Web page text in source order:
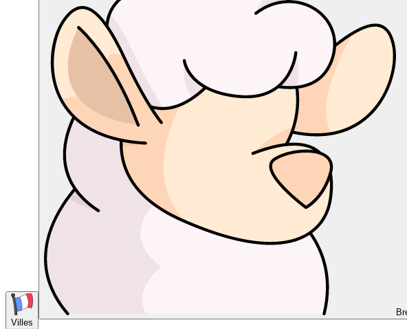
Villes